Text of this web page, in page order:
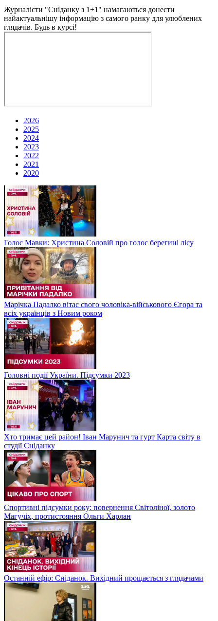
Журналісти "Сніданку з 1+1" намагаються донести
найактуальнішу інформацію з самого ранку для улюблених
глядачів. Будь в курсі!
2026
2025
2024
2023
2022
2021
2020
Голос Мавки: Христина Соловій про голос берегині лісу
Марічка Падалко вітає свого чоловіка-військового Єгора та
всіх українців з Новим роком
Головні події України. Підсумки 2023
Хто тримає цей район! Іван Марунич та гурт Карта світу в
студії Сніданку
Спортивні підсумки року: повернення Світоліної, золото
Магучіх, протистояння Ольги Харлан
Останній ефір: Сніданок. Вихідний прощається з глядачами